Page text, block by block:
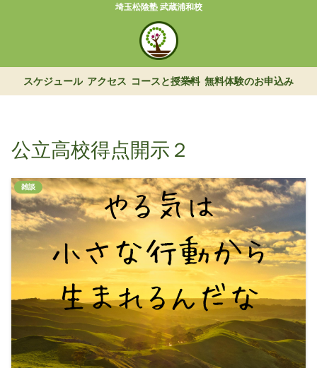
埼玉松陰塾 武蔵浦和校
スケジュール アクセス コースと授業料 無料体験のお申込み
公立高校得点開示２
雑談